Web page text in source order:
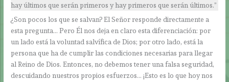
hay últimos que serán primeros y hay primeros que serán últimos.”
¿Son pocos los que se salvan? El Señor responde directamente a
esta pregunta… Pero Él nos deja en claro esta diferenciación: por
un lado está la voluntad salvífica de Dios; por otro lado, está la
persona que ha de cumplir las condiciones necesarias para llegar
al Reino de Dios. Entonces, no debemos tener una falsa seguridad,
descuidando nuestros propios esfuerzos… ¡Esto es lo que hoy nos